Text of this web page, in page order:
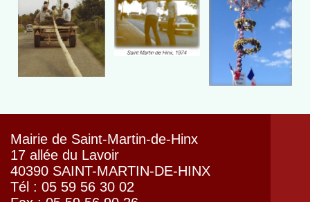
Mairie de Saint-Martin-de-Hinx
17 allée du Lavoir
40390 SAINT-MARTIN-DE-HINX
Tél : 05 59 56 30 02